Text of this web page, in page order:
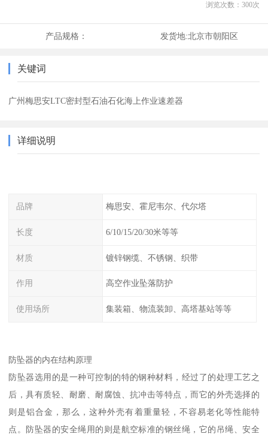
浏览次数： 300次
产品规格： 发货地:北京市朝阳区
关键词
广州梅思安LTC密封型石油石化海上作业速差器
详细说明
品牌 梅思安、霍尼韦尔、代尔塔
长度 6/10/15/20/30米等等
材质 镀锌钢缆、不锈钢、织带
作用 高空作业坠落防护
使用场所 集装箱、物流装卸、高塔基站等等
防坠器的内在结构原理
防坠器选用的是一种可控制的特的钢种材料，经过了的处理工艺之
后，具有质轻、耐磨、耐腐蚀、抗冲击等特点，而它的外壳选择的
则是铝合金，那么，这种外壳有着重量轻，不容易老化等性能特
点。防坠器的安全绳用的则是航空标准的钢丝绳，它的吊绳、安全